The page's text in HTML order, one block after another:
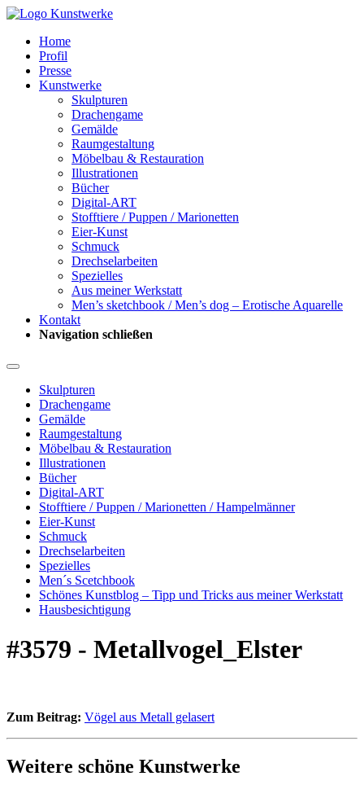
Home
Profil
Presse
Kunstwerke
Skulpturen
Drachengame
Gemälde
Raumgestaltung
Möbelbau & Restauration
Illustrationen
Bücher
Digital-ART
Stofftiere / Puppen / Marionetten
Eier-Kunst
Schmuck
Drechselarbeiten
Spezielles
Aus meiner Werkstatt
Men’s sketchbook / Men’s dog – Erotische Aquarelle
Kontakt
Navigation schließen
Skulpturen
Drachengame
Gemälde
Raumgestaltung
Möbelbau & Restauration
Illustrationen
Bücher
Digital-ART
Stofftiere / Puppen / Marionetten / Hampelmänner
Eier-Kunst
Schmuck
Drechselarbeiten
Spezielles
Men´s Scetchbook
Schönes Kunstblog – Tipp und Tricks aus meiner Werkstatt
Hausbesichtigung
#3579 - Metallvogel_Elster
Zum Beitrag: Vögel aus Metall gelasert
Weitere schöne Kunstwerke